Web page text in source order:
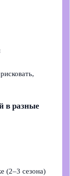
в разные
(2–3 сезона)